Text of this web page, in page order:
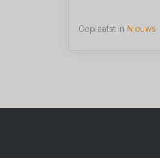
Geplaatst in Nieuws